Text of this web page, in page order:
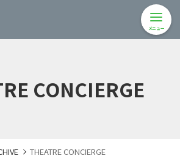
メニュー
CONCIERGE
THEATRE CONCIERGE